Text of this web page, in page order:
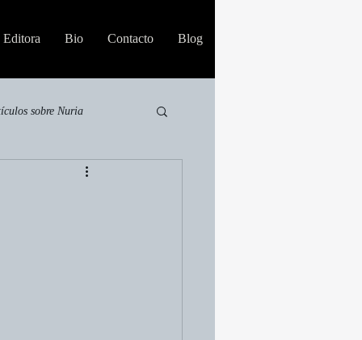
Bio Contacto Blog
sobre Nuria